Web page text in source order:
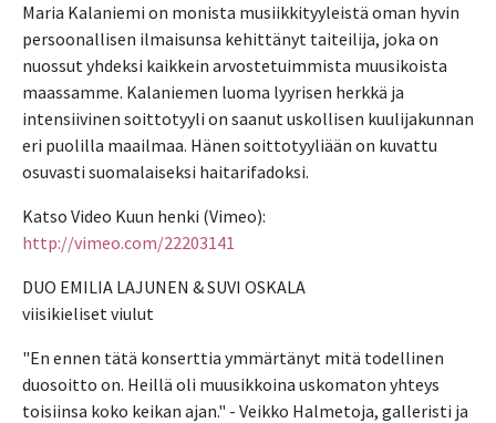
Maria Kalaniemi on monista musiikkityyleistä oman hyvin
persoonallisen ilmaisunsa kehittänyt taiteilija, joka on
nuossut yhdeksi kaikkein arvostetuimmista muusikoista
maassamme. Kalaniemen luoma lyyrisen herkkä ja
intensiivinen soittotyyli on saanut uskollisen kuulijakunnan
eri puolilla maailmaa. Hänen soittotyyliään on kuvattu
osuvasti suomalaiseksi haitarifadoksi.
Katso Video Kuun henki (Vimeo):
http://vimeo.com/22203141
DUO EMILIA LAJUNEN & SUVI OSKALA
viisikieliset viulut
"En ennen tätä konserttia ymmärtänyt mitä todellinen
duosoitto on. Heillä oli muusikkoina uskomaton yhteys
toisiinsa koko keikan ajan." - Veikko Halmetoja, galleristi ja